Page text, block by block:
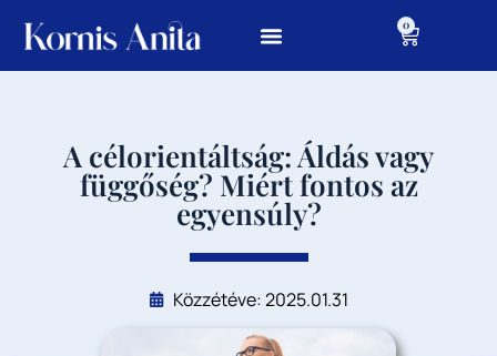
0
A célorientáltság: Áldás vagy
függőség? Miért fontos az
egyensúly?
Közzétéve: 2025.01.31